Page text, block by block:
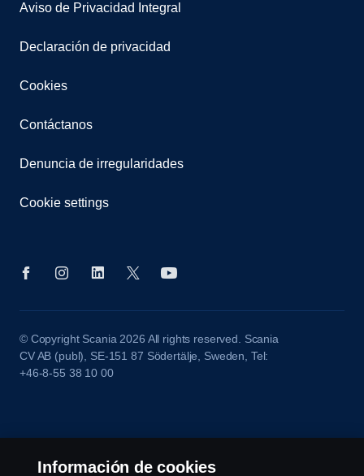
Aviso de Privacidad Integral
Declaración de privacidad
Cookies
Contáctanos
Denuncia de irregularidades
Cookie settings
© Copyright Scania 2026 All rights reserved. Scania
CV AB (publ), SE-151 87 Södertälje, Sweden, Tel:
+46-8-55 38 10 00
Información de cookies